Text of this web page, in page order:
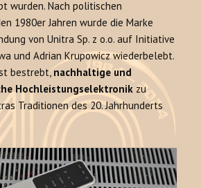
wurden. Nach politischen
1980er Jahren wurde die Marke
von Unitra Sp. z o.o. auf Initiative
und Adrian Krupowicz wiederbelebt.
bestrebt, nachhaltige und
Hochleistungselektronik zu
Traditionen des 20. Jahrhunderts